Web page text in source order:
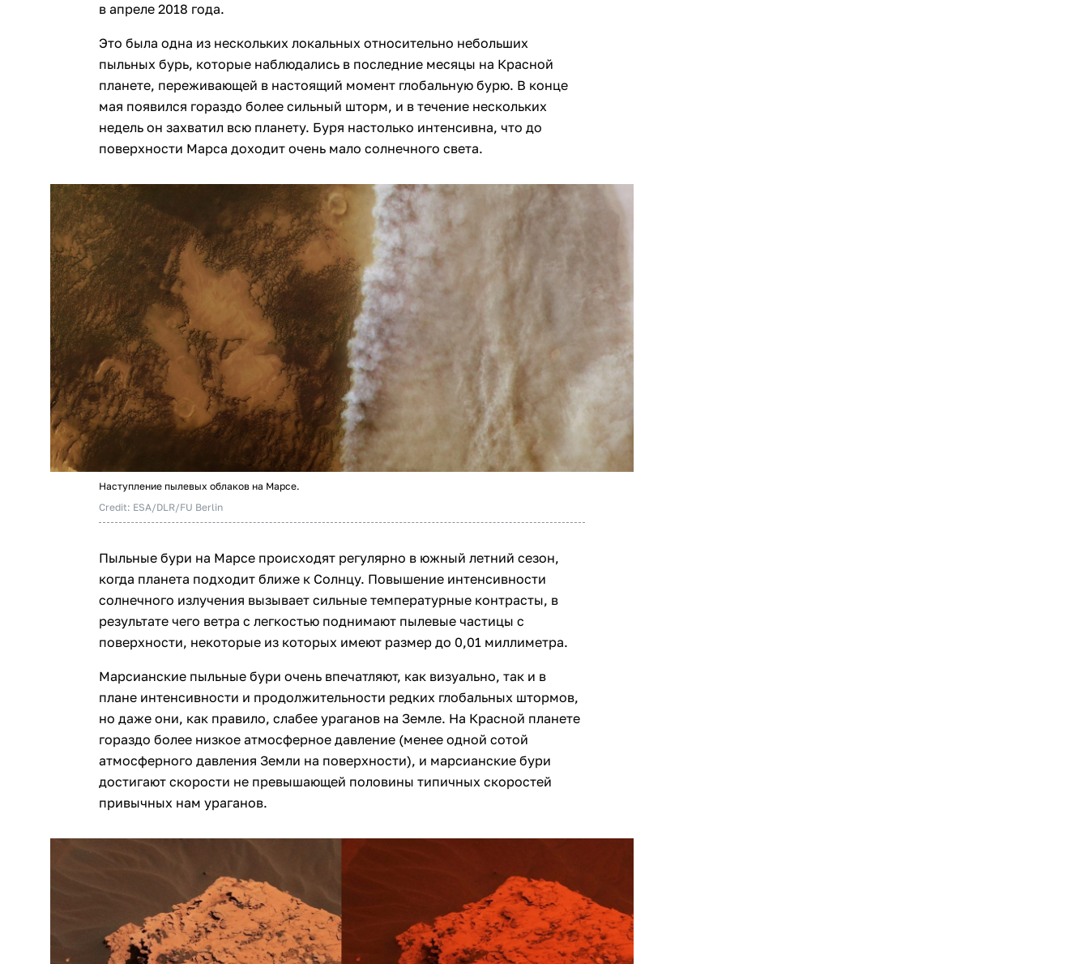
в апреле 2018 года.
Это была одна из нескольких локальных относительно небольших
пыльных бурь, которые наблюдались в последние месяцы на Красной
планете, переживающей в настоящий момент глобальную бурю. В конце
мая появился гораздо более сильный шторм, и в течение нескольких
недель он захватил всю планету. Буря настолько интенсивна, что до
поверхности Марса доходит очень мало солнечного света.
Наступление пылевых облаков на Марсе.
Credit: ESA/DLR/FU Berlin
Пыльные бури на Марсе происходят регулярно в южный летний сезон,
когда планета подходит ближе к Солнцу. Повышение интенсивности
солнечного излучения вызывает сильные температурные контрасты, в
результате чего ветра с легкостью поднимают пылевые частицы с
поверхности, некоторые из которых имеют размер до 0,01 миллиметра.
Марсианские пыльные бури очень впечатляют, как визуально, так и в
плане интенсивности и продолжительности редких глобальных штормов,
но даже они, как правило, слабее ураганов на Земле. На Красной планете
гораздо более низкое атмосферное давление (менее одной сотой
атмосферного давления Земли на поверхности), и марсианские бури
достигают скорости не превышающей половины типичных скоростей
привычных нам ураганов.